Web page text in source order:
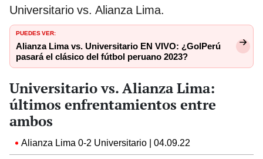
Universitario vs. Alianza Lima.
PUEDES VER:
Alianza Lima vs. Universitario EN VIVO: ¿GolPerú
pasará el clásico del fútbol peruano 2023?
Universitario vs. Alianza Lima:
últimos enfrentamientos entre
ambos
Alianza Lima 0-2 Universitario | 04.09.22